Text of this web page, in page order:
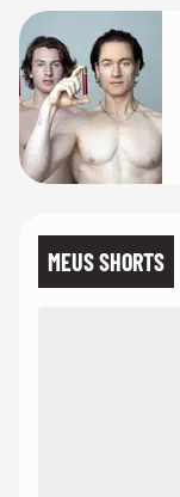
MEUS SHORTS